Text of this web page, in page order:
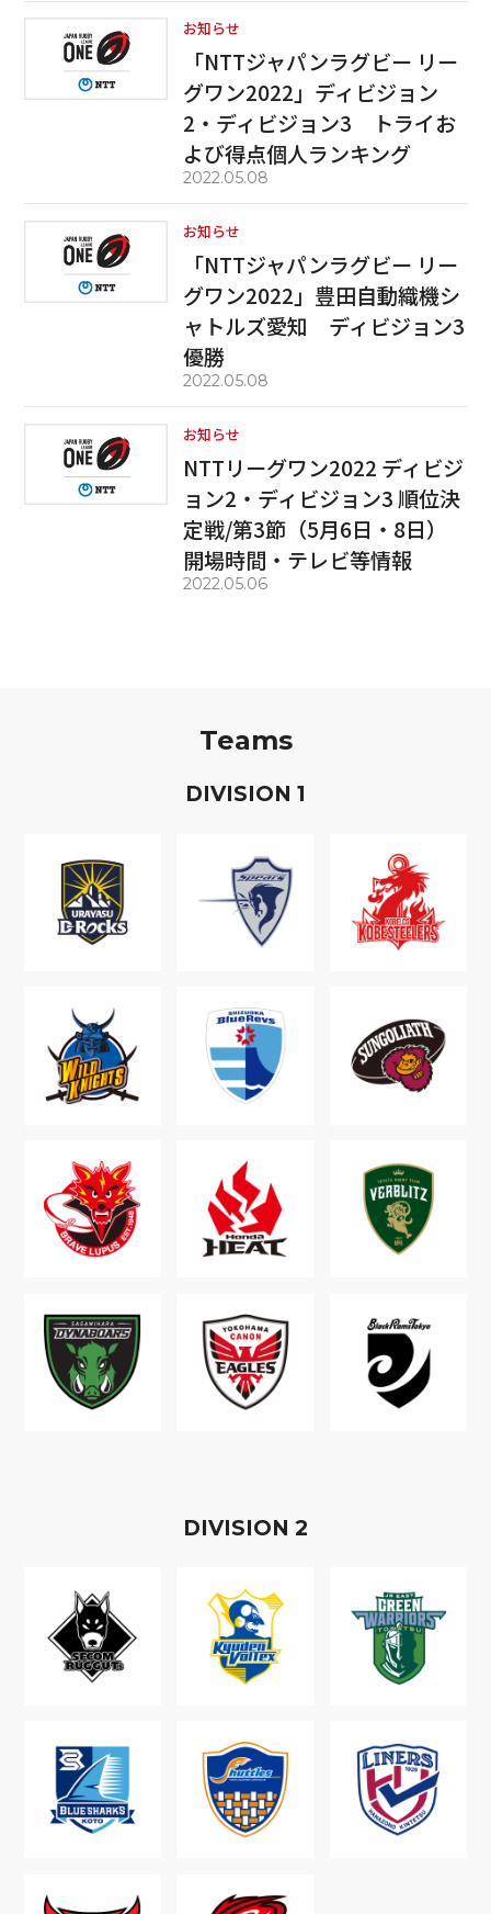
お知らせ
「NTTジャパンラグビー リー
グワン2022」ディビジョン
2・ディビジョン3 トライお
よび得点個人ランキング
2022.05.08
お知らせ
「NTTジャパンラグビー リー
グワン2022」豊田自動織機シ
ャトルズ愛知 ディビジョン3
優勝
2022.05.08
お知らせ
NTTリーグワン2022 ディビジ
ョン2・ディビジョン3 順位決
定戦/第3節（5月6日・8日）
開場時間・テレビ等情報
2022.05.06
Teams
DIVISION 1
DIVISION 2